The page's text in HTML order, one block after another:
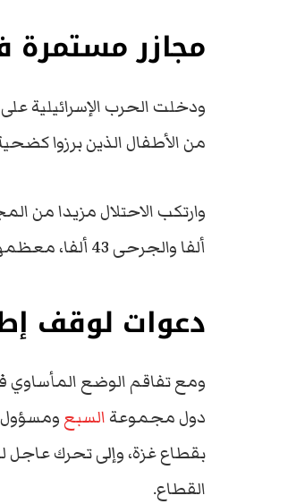
مجازر مستمرة
من الأطفال الذين برزوا
ألفا والجرحى 43 ألفا، معظمهم نساء وأطفال.
دعوات لوقف
ومع تفاقم الوضع المأساوي
دول مجموعةالسبع ومسؤول
بقطاع غزة، وإلى تحرك عاجل
القطاع.